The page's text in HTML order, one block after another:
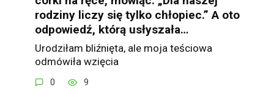
rodziny liczy się tylko chłopiec.” A oto
odpowiedź, którą usłyszała…
Urodziłam bliźnięta, ale moja teściowa
odmówiła wzięcia
0 9